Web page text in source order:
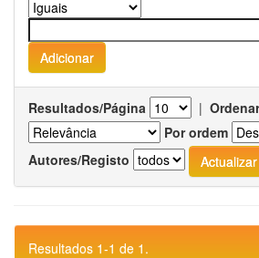
Resultados/Página |
Por ordem
Autores/Registo
Resultados 1-1 de 1.